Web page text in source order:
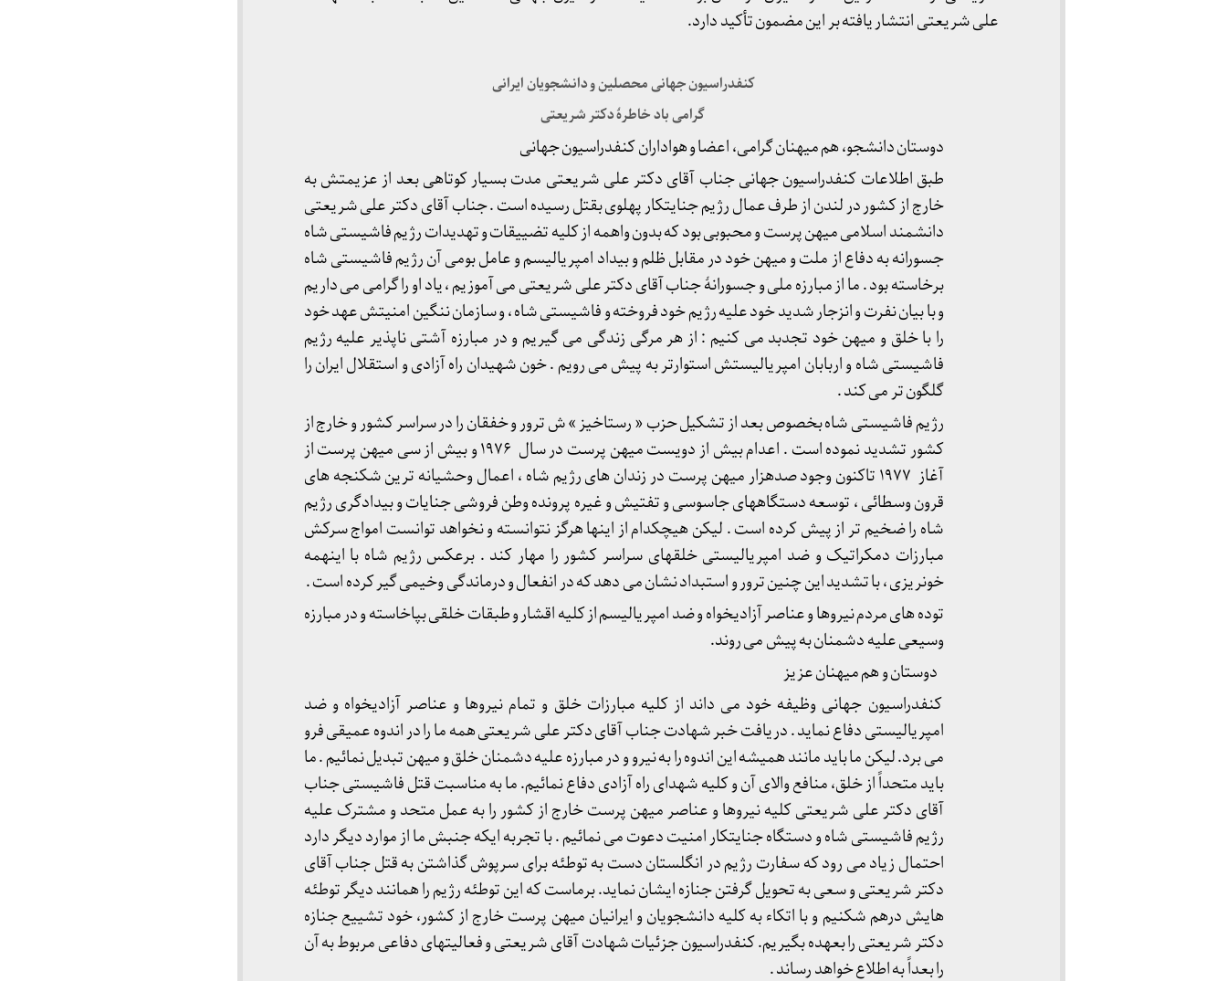
علی شریعتی انتشار یافته بر این مضمون تأکید دارد.
کنفدراسیون جهانی محصلین و دانشجویان ایرانی
گرامی باد خاطرهٔ دکتر شریعتی
دوستان دانشجو، هم میهنان گرامی، اعضا و هواداران کنفدراسیون جهانی
طبق اطلاعات کنفدراسیون جهانی جناب آقای دکتر علی شریعتی مدت بسیار کوتاهی بعد از عزیمتش به
خارج از کشور در لندن از طرف عمال رژیم جنایتکار پهلوی بقتل رسیده است . جناب آقای دکتر علی شریعتی
دانشمند اسلامی میهن پرست و محبوبی بود که بدون واهمه از کلیه تضییقات و تهدیدات رژیم فاشیستی شاه
جسورانه به دفاع از ملت و میهن خود در مقابل ظلم و بیداد امپریالیسم و عامل بومی آن رژیم فاشیستی شاه
برخاسته بود . ما از مبارزه ملی و جسورانهٔ جناب آقای دکتر علی شریعتی می آموزیم ، یاد او را گرامی می داریم
و با بیان نفرت و انزجار شدید خود علیه رژیم خود فروخته و فاشیستی شاه ، و سازمان ننگین امنیتش عهد خود
را با خلق و میهن خود تجدبد می کنیم : از هر مرگی زندگی می گیریم و در مبارزه آشتی ناپذیر علیه رژیم
فاشیستی شاه و اربابان امپریالیستش استوارتر به پیش می رویم . خون شهیدان راه آزادی و استقلال ایران را
گلگون تر می کند .
رژیم فاشیستی شاه بخصوص بعد از تشکیل حزب « رستاخیز » ش ترور و خفقان را در سراسر کشور و خارج از
کشور تشدید نموده است . اعدام بیش از دویست میهن پرست در سال ۱۹۷۶ و بیش از سی میهن پرست از
آغاز ۱۹۷۷ تاکنون وجود صدهزار میهن پرست در زندان های رژیم شاه ، اعمال وحشیانه ترین شکنجه های
قرون وسطائی ، توسعه دستگاههای جاسوسی و تفتیش و غیره پرونده وطن فروشی جنایات و بیدادگری رژیم
شاه را ضخیم تر از پیش کرده است . لیکن هیچکدام از اینها هرگز نتوانسته و نخواهد توانست امواج سرکش
مبارزات دمکراتیک و ضد امپریالیستی خلقهای سراسر کشور را مهار کند . برعکس رژیم شاه با اینهمه
خونریزی ، با تشدید این چنین ترور و استبداد نشان می دهد که در انفعال و درماندگی وخیمی گیر کرده است .
توده های مردم نیروها و عناصر آزادیخواه و ضد امپریالیسم از کلیه اقشار و طبقات خلقی بپاخاسته و در مبارزه
وسیعی علیه دشمنان به پیش می روند.
دوستان و هم میهنان عزیز
کنفدراسیون جهانی وظیفه خود می داند از کلیه مبارزات خلق و تمام نیروها و عناصر آزادیخواه و ضد
امپریالیستی دفاع نماید . دریافت خبر شهادت جناب آقای دکتر علی شریعتی همه ما را در اندوه عمیقی فرو
می برد. لیکن ما باید مانند همیشه این اندوه را به نیرو و در مبارزه علیه دشمنان خلق و میهن تبدیل نمائیم . ما
باید متحداً از خلق، منافع والای آن و کلیه شهدای راه آزادی دفاع نمائیم. ما به مناسبت قتل فاشیستی جناب
آقای دکتر علی شریعتی کلیه نیروها و عناصر میهن پرست خارج از کشور را به عمل متحد و مشترک علیه
رژیم فاشیستی شاه و دستگاه جنایتکار امنیت دعوت می نمائیم . با تجربه ایکه جنبش ما از موارد دیگر دارد
احتمال زیاد می رود که سفارت رژیم در انگلستان دست به توطئه برای سرپوش گذاشتن به قتل جناب آقای
دکتر شریعتی و سعی به تحویل گرفتن جنازه ایشان نماید. برماست که این توطئه رژیم را همانند دیگر توطئه
هایش درهم شکنیم و با اتکاء به کلیه دانشجویان و ایرانیان میهن پرست خارج از کشور، خود تشییع جنازه
دکتر شریعتی را بعهده بگیریم. کنفدراسیون جزئیات شهادت آقای شریعتی و فعالیتهای دفاعی مربوط به آن
را بعداً به اطلاع خواهد رساند .